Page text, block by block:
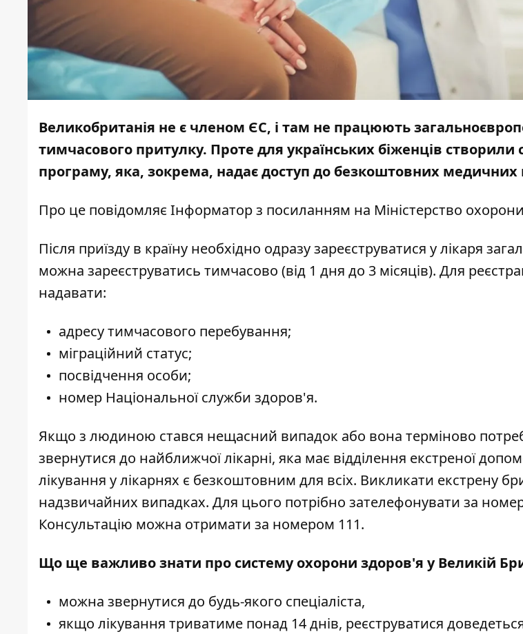
Великобританія не є членом ЄС, і там не працюють
тимчасового притулку. Проте для українських біженців створили
програму, яка, зокрема, надає доступ до безкоштовних медичних
Про це повідомляє Інформаторз посиланням на Міністерство
Після приїзду в країну необхідно одразузареєструватися у лікаря
можна зареєструватись тимчасово (від 1 дня до 3 місяців). Для
надавати:
адресу тимчасового перебування;
міграційний статус;
посвідчення особи;
номер Національної служби здоров'я.
Якщо з людиною стався нещасний випадок або вона терміново
звернутися до найближчої лікарні, яка має відділення екстреної
лікування у лікарнях є безкоштовним для всіх. Викликати екстрену
надзвичайних випадках. Для цього потрібно зателефонувати за
Консультацію можна отримати за номером 111.
Що ще важливо знати про систему охорони здоров'я у Великій
можна звернутися до будь-якого спеціаліста,
якщо лікування триватиме понад 14 днів, реєструватися